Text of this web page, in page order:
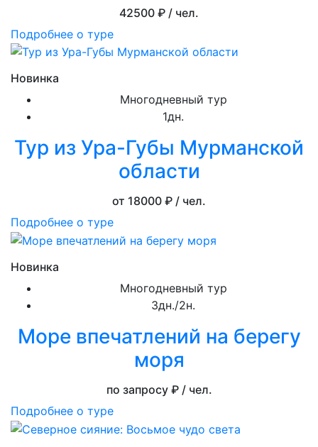
42500 ₽ / чел.
Подробнее о туре
Новинка
Многодневный тур
1дн.
Тур из Ура-Губы Мурманской
области
от 18000 ₽ / чел.
Подробнее о туре
Новинка
Многодневный тур
3дн./2н.
Море впечатлений на берегу
моря
по запросу₽ / чел.
Подробнее о туре